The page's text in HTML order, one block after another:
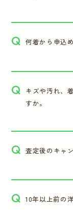
Q 何着から申込
Q キズや汚れ、
すか。
Q 査定後のキャ
Q 10年以上前の